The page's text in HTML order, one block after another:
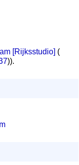
[Rijksstudio] (
)).